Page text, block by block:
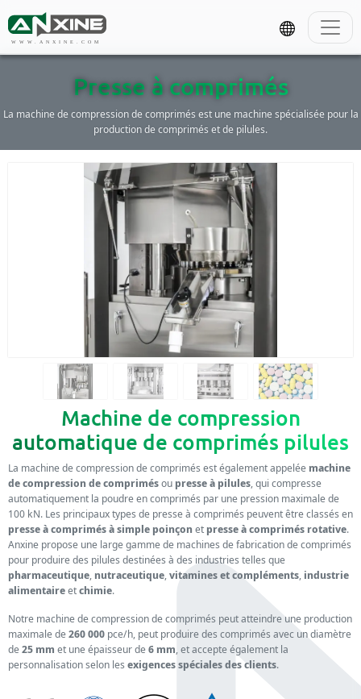
WWW.ANXINE.COM
Presse à comprimés
La machine de compression de comprimés est une machine spécialisée pour la
production de comprimés et de pilules.
Machine de compression
automatique de comprimés pilules
La machine de compression de comprimés est également appelée machine
de compression de comprimésou presse à pilules, qui compresse
automatiquement la poudre en comprimés par une pression maximale de
100 kN. Les principaux types de presse à comprimés peuvent être classés en
presse à comprimés à simple poinçon et presse à comprimés rotative.
Anxine propose une large gamme de machines de fabrication de comprimés
pour produire des pilules destinées à des industries telles que
pharmaceutique, nutraceutique,vitamines et compléments, industrie
alimentaireetchimie.
Notre machine de compression de comprimés peut atteindre une production
maximale de260 000 pce/h, peut produire des comprimés avec un diamètre
de25 mm et une épaisseur de6 mm, et accepte également la
personnalisation selon les exigences spéciales des clients.